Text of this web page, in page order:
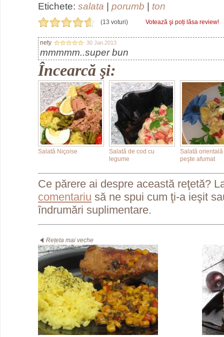
Etichete: salata | porumb | ton
(13 voturi) Votează şi poți lăsa review!
nety 30 Jan.2013
mmmmm..super bun
Încearcă şi:
Salată Niçoise
Salată de cod cu
legume
Salată orientală
peşte afumat
Ce părere ai despre această reţetă?
comentariu să ne spui cum ţi-a ieşit
îndrumări suplimentare.
Rețeta mai veche